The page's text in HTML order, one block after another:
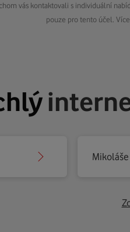
vás kontaktovali s individuální
pouze pro tento účel.